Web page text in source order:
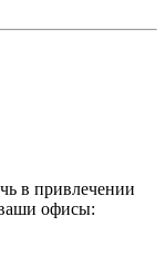
в привлечении
офисы: